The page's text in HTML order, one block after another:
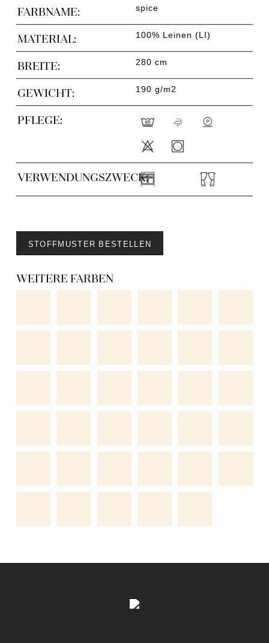
FARBNAME: spice
MATERIAL: 100% Leinen (LI)
BREITE: 280 cm
GEWICHT: 190 g/m2
PFLEGE:
VERWENDUNGSZWECK:
STOFFMUSTER BESTELLEN
WEITERE FARBEN